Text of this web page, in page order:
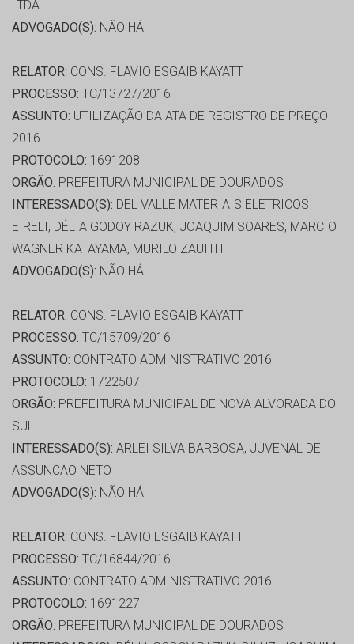
LTDA
ADVOGADO(S): NÃO HÁ
RELATOR: CONS. FLAVIO ESGAIB KAYATT
PROCESSO: TC/13727/2016
ASSUNTO: UTILIZAÇÃO DA ATA DE REGISTRO DE PREÇO
2016
PROTOCOLO: 1691208
ORGÃO: PREFEITURA MUNICIPAL DE DOURADOS
INTERESSADO(S): DEL VALLE MATERIAIS ELETRICOS
EIRELI, DÉLIA GODOY RAZUK, JOAQUIM SOARES, MARCIO
WAGNER KATAYAMA, MURILO ZAUITH
ADVOGADO(S): NÃO HÁ
RELATOR: CONS. FLAVIO ESGAIB KAYATT
PROCESSO: TC/15709/2016
ASSUNTO: CONTRATO ADMINISTRATIVO 2016
PROTOCOLO: 1722507
ORGÃO: PREFEITURA MUNICIPAL DE NOVA ALVORADA DO
SUL
INTERESSADO(S): ARLEI SILVA BARBOSA, JUVENAL DE
ASSUNCAO NETO
ADVOGADO(S): NÃO HÁ
RELATOR: CONS. FLAVIO ESGAIB KAYATT
PROCESSO: TC/16844/2016
ASSUNTO: CONTRATO ADMINISTRATIVO 2016
PROTOCOLO: 1691227
ORGÃO: PREFEITURA MUNICIPAL DE DOURADOS